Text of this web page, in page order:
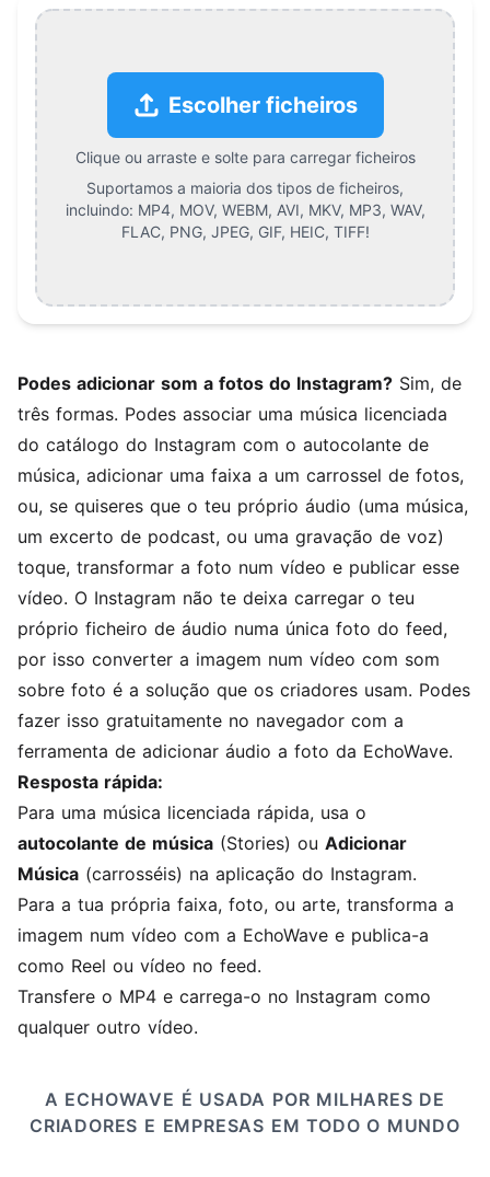
Escolher ficheiros
Clique ou arraste e solte para carregar ficheiros
Suportamos a maioria dos tipos de ficheiros,
incluindo: MP4, MOV, WEBM, AVI, MKV, MP3, WAV,
FLAC, PNG, JPEG, GIF, HEIC, TIFF!
Podes adicionar som a fotos do Instagram? Sim, de
três formas. Podes associar uma música licenciada
do catálogo do Instagram com o autocolante de
música, adicionar uma faixa a um carrossel de fotos,
ou, se quiseres que o teu próprio áudio (uma música,
um excerto de podcast, ou uma gravação de voz)
toque, transformar a foto num vídeo e publicar esse
vídeo. O Instagram não te deixa carregar o teu
próprio ficheiro de áudio numa única foto do feed,
por isso converter a imagem num vídeo com som
sobre foto é a solução que os criadores usam. Podes
fazer isso gratuitamente no navegador com a
ferramenta de adicionar áudio a foto da EchoWave.
Resposta rápida:
Para uma música licenciada rápida, usa o
autocolante de música (Stories) ou Adicionar
Música (carrosséis) na aplicação do Instagram.
Para a tua própria faixa, foto, ou arte, transforma a
imagem num vídeo com a EchoWave e publica-a
como Reel ou vídeo no feed.
Transfere o MP4 e carrega-o no Instagram como
qualquer outro vídeo.
A ECHOWAVE É USADA POR MILHARES DE
CRIADORES E EMPRESAS EM TODO O MUNDO